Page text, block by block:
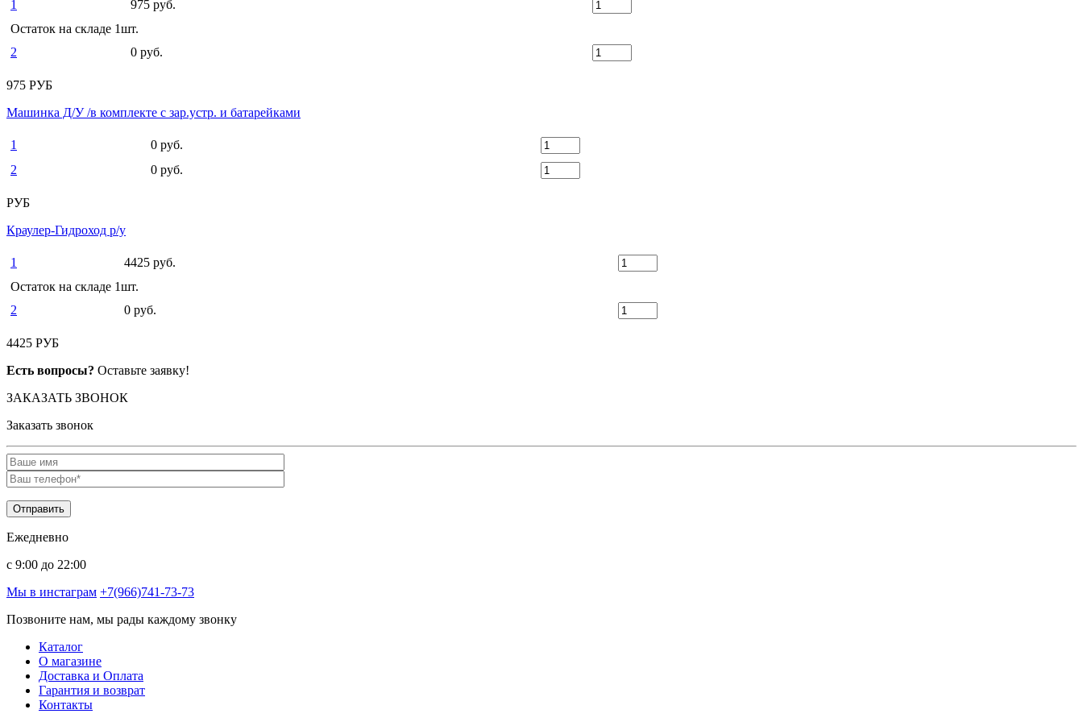
1
975 руб.
Остаток на складе 1шт.
2
0 руб.
975 РУБ
Машинка Д/У /в комплекте с зар.устр. и батарейками
1
0 руб.
2
0 руб.
РУБ
Краулер-Гидроход р/у
1
4425 руб.
Остаток на складе 1шт.
2
0 руб.
4425 РУБ
Есть вопросы? Оставьте заявку!
ЗАКАЗАТЬ ЗВОНОК
Заказать звонок
Ежедневно
c 9:00 до 22:00
Мы в инстаграм +7(966)741-73-73
Позвоните нам, мы рады каждому звонку
Каталог
О магазине
Доставка и Оплата
Гарантия и возврат
Контакты